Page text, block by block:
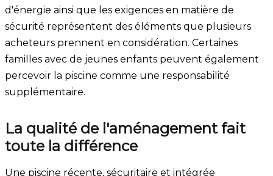
d'énergie ainsi que les exigences en matière de
sécurité représentent des éléments que plusieurs
acheteurs prennent en considération. Certaines
familles avec de jeunes enfants peuvent également
percevoir la piscine comme une responsabilité
supplémentaire.
La qualité de l'aménagement fait
toute la différence
Une piscine récente, sécuritaire et intégrée